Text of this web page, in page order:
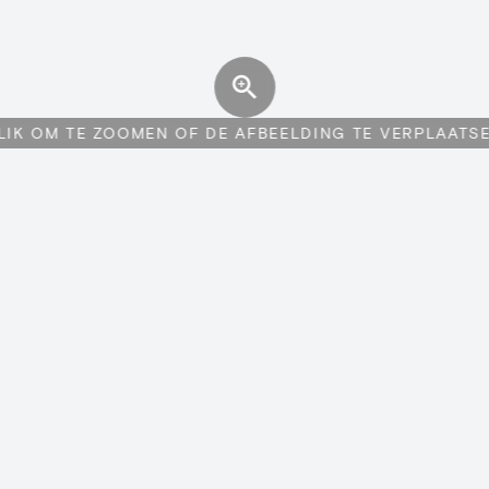
OM TE ZOOMEN OF DE AFBEELDING TE